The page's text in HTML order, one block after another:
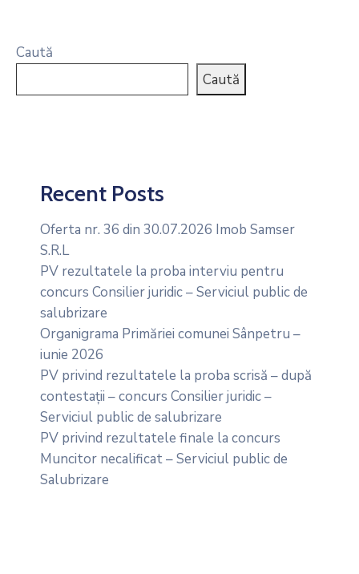
Caută
Caută
Recent Posts
Oferta nr. 36 din 30.07.2026 Imob Samser
S.R.L
PV rezultatele la proba interviu pentru
concurs Consilier juridic – Serviciul public de
salubrizare
Organigrama Primăriei comunei Sânpetru –
iunie 2026
PV privind rezultatele la proba scrisă – după
contestații – concurs Consilier juridic –
Serviciul public de salubrizare
PV privind rezultatele finale la concurs
Muncitor necalificat – Serviciul public de
Salubrizare